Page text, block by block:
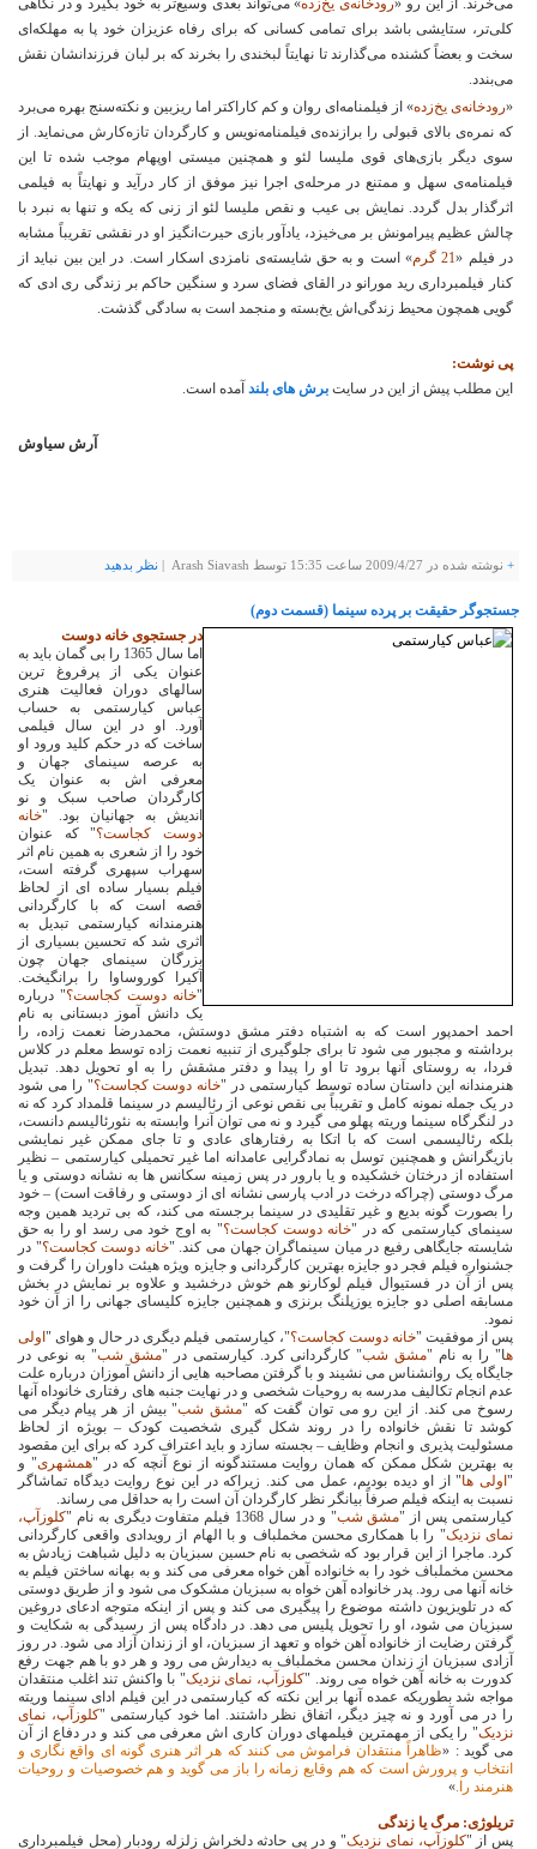
می‌خرند. از این رو «رودخانه‌ی یخ‌زده» می‌تواند بعدی وسیع‌تر به خود بگیرد و در نگاهی
کلی‌تر، ستایشی باشد برای تمامی کسانی که برای رفاه عزیزان خود پا به مهلکه‌ای
سخت و بعضاً کشنده می‌گذارند تا نهایتاً لبخندی را بخرند که بر لبان فرزندانشان نقش
می‌بندد.
«رودخانه‌ی یخ‌زده» از فیلمنامه‌ای روان و کم کاراکتر اما ریزبین و نکته‌سنج بهره می‌برد
که نمره‌ی بالای قبولی را برازنده‌ی فیلمنامه‌نویس و کارگردان تازه‌کارش می‌نماید. از
سوی دیگر بازی‌های قوی ملیسا لئو و همچنین میستی اوپهام موجب شده تا این
فیلمنامه‌ی سهل و ممتنع در مرحله‌ی اجرا نیز موفق از کار درآید و نهایتاً به فیلمی
اثرگذار بدل گردد. نمایش بی عیب و نقص ملیسا لئو از زنی که یکه و تنها به نبرد با
چالش عظیم پیرامونش بر می‌خیزد، یادآور بازی حیرت‌انگیز او در نقشی تقریباً مشابه
در فیلم «21 گرم» است و به حق شایسته‌ی نامزدی اسکار است. در این بین نباید از
کنار فیلمبرداری رید مورانو در القای فضای سرد و سنگین حاکم بر زندگی ری ادی که
گویی همچون محیط زندگی‌اش یخ‌بسته و منجمد است به سادگی گذشت.
پی نوشت:
این مطلب پیش از این در سایت برش های بلند آمده است.
آرش سیاوش
+ نوشته شده در 2009/4/27 ساعت 15:35 توسط Arash Siavash | نظر بدهيد
جستجوگر حقیقت بر پرده سینما (قسمت دوم)
در جستجوی خانه دوست
اما سال 1365 را بی گمان باید به
عنوان یکی از پرفروغ ترین
سالهای دوران فعالیت هنری
عباس کیارستمی به حساب
آورد. او در این سال فیلمی
ساخت که در حکم کلید ورود او
به عرصه سینمای جهان و
معرفی اش به عنوان یک
کارگردان صاحب سبک و نو
اندیش به جهانیان بود. "خانه
دوست کجاست؟" که عنوان
خود را از شعری به همین نام اثر
سهراب سپهری گرفته است،
فیلم بسیار ساده ای از لحاظ
قصه است که با کارگردانی
هنرمندانه کیارستمی تبدیل به
اثری شد که تحسین بسیاری از
بزرگان سینمای جهان چون
آکیرا کوروساوا را برانگیخت.
"خانه دوست کجاست؟" درباره
یک دانش آموز دبستانی به نام
احمد احمدپور است که به اشتباه دفتر مشق دوستش، محمدرضا نعمت زاده، را
برداشته و مجبور می شود تا برای جلوگیری از تنبیه نعمت زاده توسط معلم در کلاس
فردا، به روستای آنها برود تا او را پیدا و دفتر مشقش را به او تحویل دهد. تبدیل
هنرمندانه این داستان ساده توسط کیارستمی در "خانه دوست کجاست؟" را می شود
در یک جمله نمونه کامل و تقریباً بی نقص نوعی از رئالیسم در سینما قلمداد کرد که نه
در لنگرگاه سینما وریته پهلو می گیرد و نه می توان آنرا وابسته به نئورئالیسم دانست،
بلکه رئالیسمی است که با اتکا به رفتارهای عادی و تا جای ممکن غیر نمایشی
بازیگرانش و همچنین توسل به نمادگرایی عامدانه اما غیر تحمیلی کیارستمی – نظیر
استفاده از درختان خشکیده و یا بارور در پس زمینه سکانس ها به نشانه دوستی و یا
مرگ دوستی (چراکه درخت در ادب پارسی نشانه ای از دوستی و رفاقت است) – خود
را بصورت گونه بدیع و غیر تقلیدی در سینما برجسته می کند، که بی تردید همین وجه
سینمای کیارستمی که در "خانه دوست کجاست؟" به اوج خود می رسد او را به حق
شایسته جایگاهی رفیع در میان سینماگران جهان می کند. "خانه دوست کجاست؟" در
جشنواره فیلم فجر دو جایزه بهترین کارگردانی و جایزه ویژه هیئت داوران را گرفت و
پس از آن در فستیوال فیلم لوکارنو هم خوش درخشید و علاوه بر نمایش در بخش
مسابقه اصلی دو جایزه یوزپلنگ برنزی و همچنین جایزه کلیسای جهانی را از آن خود
نمود.
پس از موفقیت "خانه دوست کجاست؟"، کیارستمی فیلم دیگری در حال و هوای " اولی
ها" را به نام "مشق شب" کارگردانی کرد. کیارستمی در "مشق شب" به نوعی در
جایگاه یک روانشناس می نشیند و با گرفتن مصاحبه هایی از دانش آموزان درباره علت
عدم انجام تکالیف مدرسه به روحیات شخصی و در نهایت جنبه های رفتاری خانوداه آنها
رسوخ می کند. از این رو می توان گفت که "مشق شب" بیش از هر پیام دیگر می
کوشد تا نقش خانواده را در روند شکل گیری شخصیت کودک – بویژه از لحاظ
مسئولیت پذیری و انجام وظایف – بجسته سازد و باید اعتراف کرد که برای این مقصود
به بهترین شکل ممکن که همان روایت مستندگونه از نوع آنچه که در "همشهری" و
"اولی ها" از او دیده بودیم، عمل می کند. زیراکه در این نوع روایت دیدگاه تماشاگر
نسبت به اینکه فیلم صرفاً بیانگر نظر کارگردان آن است را به حداقل می رساند.
کیارستمی پس از "مشق شب" و در سال 1368 فیلم متفاوت دیگری به نام "
کلوزآپ،
نمای نزدیک" را با همکاری محسن مخملباف و با الهام از رویدادی واقعی کارگردانی
کرد. ماجرا از این قرار بود که شخصی به نام حسین سبزیان به دلیل شباهت زیادش به
محسن مخملباف خود را به خانواده آهن خواه معرفی می کند و به بهانه ساختن فیلم به
خانه آنها می رود. پدر خانواده آهن خواه به سبزیان مشکوک می شود و از طریق دوستی
که در تلویزیون داشته موضوع را پیگیری می کند و پس از اینکه متوجه ادعای دروغین
سبزیان می شود، او را تحویل پلیس می دهد. در دادگاه پس از رسیدگی به شکایت و
گرفتن رضایت از خانواده آهن خواه و تعهد از سبزیان، او از زندان آزاد می شود. در روز
آزادی سبزیان از زندان محسن مخملباف به دیدارش می رود و هر دو با هم جهت رفع
کدورت به خانه آهن خواه می روند. "کلوزآپ، نمای نزدیک" با واکنش تند اغلب منتقدان
مواجه شد بطوریکه عمده آنها بر این نکته که کیارستمی در این فیلم ادای سینما وریته
را در می آورد و نه چیز دیگر، اتفاق نظر داشتند. اما خود کیارستمی "کلوزآپ، نمای
نزدیک" را یکی از مهمترین فیلمهای دوران کاری اش معرفی می کند و در دفاع از آن
می گوید : «ظاهراً منتقدان فراموش می کنند که هر اثر هنری گونه ای واقع نگاری و
انتخاب و پرورش است که هم وقایع زمانه را باز می گوید و هم خصوصیات و روحیات
هنرمند را.»
تریلوژی: مرگ یا زندگی
پس از "کلوزآپ، نمای نزدیک" و در پی حادثه دلخراش زلزله رودبار (محل فیلمبرداری